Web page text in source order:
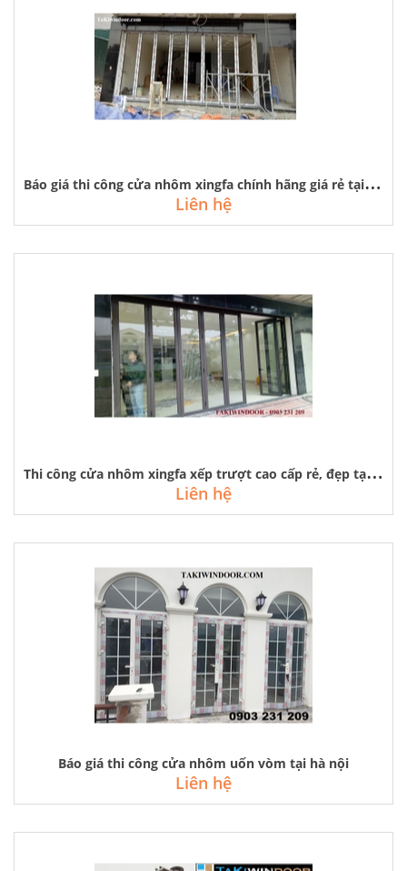
B
áo giá thi công cửa nhôm xingfa chính hãng giá rẻ tại hà nội
Liên hệ
T
hi công cửa nhôm xingfa xếp trượt cao cấp rẻ, đẹp tại hà nội
Liên hệ
Báo giá thi công cửa nhôm uốn vòm tại hà nội
Liên hệ